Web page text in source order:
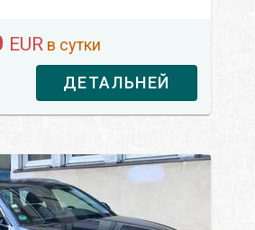
EUR в сутки
ДЕТАЛЬНЕЙ